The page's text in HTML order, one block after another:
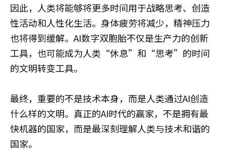
因此，人类将能够将更多时间用于战略思考、创造
性活动和人性化生活。身体疲劳将减少，精神压力
也将得到缓解。AI数字双胞胎不仅是生产力的创新
工具，也可能成为人类“休息”和“思考”的时间
的文明转变工具。
最终，重要的不是技术本身，而是人类通过AI创造
什么样的文明。真正的AI时代的赢家，不是拥有最
快机器的国家，而是最深刻理解人类与技术和谐的
国家。